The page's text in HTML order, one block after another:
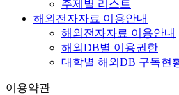
주제별 리스트
해외전자자료 이용안내
해외전자자료 이용안내
해외DB별 이용권한
대학별 해외DB 구독현
이용약관